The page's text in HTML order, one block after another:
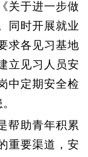
关于进一步做
同时开展就业
求各见习基地
立见习人员安
中定期安全检
帮助青年积累
重要渠道，安